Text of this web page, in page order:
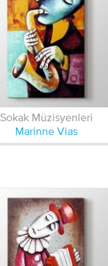
Sokak Müzisyenleri
Marinne Vias